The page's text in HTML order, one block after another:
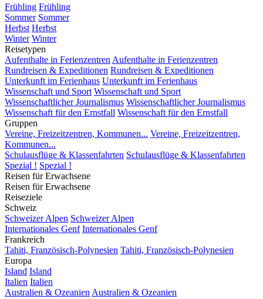
Frühling Frühling
Sommer Sommer
Herbst Herbst
Winter Winter
Reisetypen
Aufenthalte in Ferienzentren Aufenthalte in Ferienzentren
Rundreisen & Expeditionen Rundreisen & Expeditionen
Unterkunft im Ferienhaus Unterkunft im Ferienhaus
Wissenschaft und Sport Wissenschaft und Sport
Wissenschaftlicher Journalismus Wissenschaftlicher Journalismus
Wissenschaft für den Ernstfall Wissenschaft für den Ernstfall
Gruppen
Vereine, Freizeitzentren, Kommunen... Vereine, Freizeitzentren,
Kommunen...
Schulausflüge & Klassenfahrten Schulausflüge & Klassenfahrten
Spezial ! Spezial !
Reisen für Erwachsene
Reisen für Erwachsene
Reiseziele
Schweiz
Schweizer Alpen Schweizer Alpen
Internationales Genf Internationales Genf
Frankreich
Tahiti, Französisch-Polynesien Tahiti, Französisch-Polynesien
Europa
Island Island
Italien Italien
Australien & Ozeanien Australien & Ozeanien